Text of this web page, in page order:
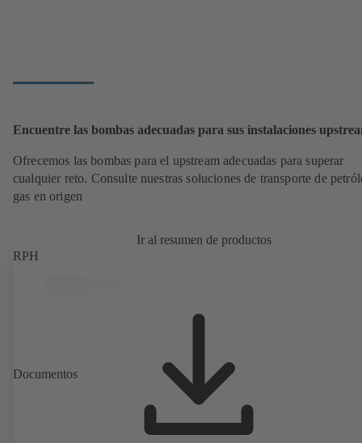
Encuentre las bombas adecuadas para sus instalaciones
Ofrecemos las bombas para el upstream adecuadas para superar
cualquier reto. Consulte nuestras soluciones de transporte de
gas en origen
Ir al resumen de productos
RPH
Documentos